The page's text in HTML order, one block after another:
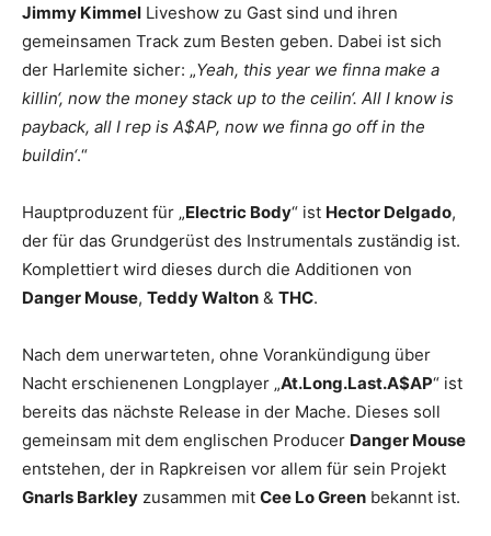
Jimmy Kimmel Liveshow zu Gast sind und ihren
gemeinsamen Track zum Besten geben. Dabei ist sich
der Harlemite sicher: „Yeah, this year we finna make a
killin‘, now the money stack up to the ceilin‘. All I know is
payback, all I rep is A$AP, now we finna go off in the
buildin‘.“
Hauptproduzent für „Electric Body“ ist Hector Delgado,
der für das Grundgerüst des Instrumentals zuständig ist.
Komplettiert wird dieses durch die Additionen von
Danger Mouse, Teddy Walton & THC.
Nach dem unerwarteten, ohne Vorankündigung über
Nacht erschienenen Longplayer „At.Long.Last.A$AP“ ist
bereits das nächste Release in der Mache. Dieses soll
gemeinsam mit dem englischen Producer Danger Mouse
entstehen, der in Rapkreisen vor allem für sein Projekt
Gnarls Barkley zusammen mit Cee Lo Green bekannt ist.